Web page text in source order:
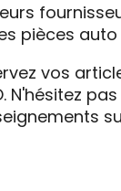
pièces
vos
N'hésitez